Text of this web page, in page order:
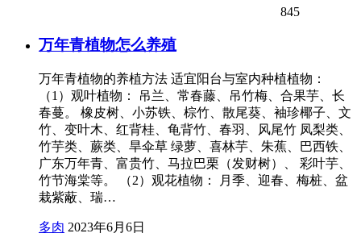
845
万年青植物怎么养殖
万年青植物的养植方法 适宜阳台与室内种植植物：
（1）观叶植物： 吊兰、常春藤、吊竹梅、合果芋、长
春蔓。 橡皮树、小苏铁、棕竹、散尾葵、袖珍椰子、文
竹、变叶木、红背桂、龟背竹、春羽、风尾竹 凤梨类、
竹芋类、蕨类、旱伞草 绿萝、喜林芋、朱蕉、巴西铁、
广东万年青、富贵竹、马拉巴栗（发财树）、 彩叶芋、
竹节海棠等。 （2）观花植物： 月季、迎春、梅桩、盆
栽紫蔽、瑞…
多肉 2023年6月6日